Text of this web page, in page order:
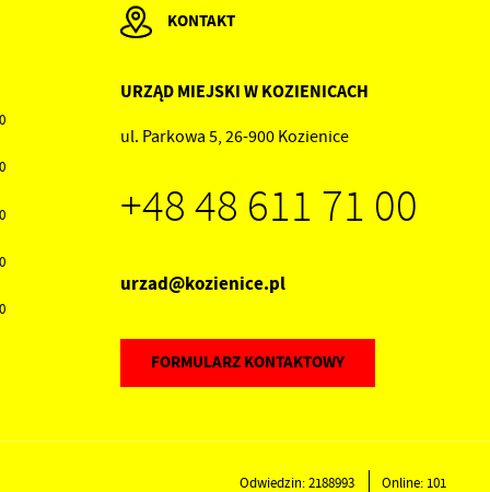
KONTAKT
URZĄD MIEJSKI W KOZIENICACH
ul. Parkowa 5, 26-900 Kozienice
+48 48 611 71 00
urzad@kozienice.pl
FORMULARZ KONTAKTOWY
Odwiedzin: 2188993 Online: 101